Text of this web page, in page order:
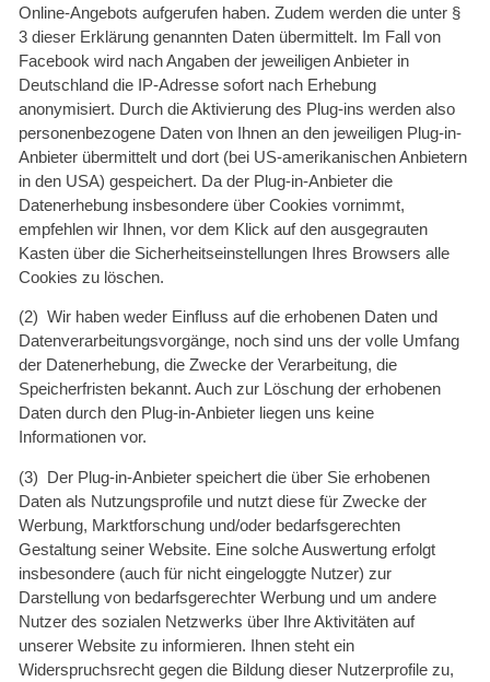
Online-Angebots aufgerufen haben. Zudem werden die unter §
3 dieser Erklärung genannten Daten übermittelt. Im Fall von
Facebook wird nach Angaben der jeweiligen Anbieter in
Deutschland die IP-Adresse sofort nach Erhebung
anonymisiert. Durch die Aktivierung des Plug-ins werden also
personenbezogene Daten von Ihnen an den jeweiligen Plug-in-
Anbieter übermittelt und dort (bei US-amerikanischen Anbietern
in den USA) gespeichert. Da der Plug-in-Anbieter die
Datenerhebung insbesondere über Cookies vornimmt,
empfehlen wir Ihnen, vor dem Klick auf den ausgegrauten
Kasten über die Sicherheitseinstellungen Ihres Browsers alle
Cookies zu löschen.
(2) Wir haben weder Einfluss auf die erhobenen Daten und
Datenverarbeitungsvorgänge, noch sind uns der volle Umfang
der Datenerhebung, die Zwecke der Verarbeitung, die
Speicherfristen bekannt. Auch zur Löschung der erhobenen
Daten durch den Plug-in-Anbieter liegen uns keine
Informationen vor.
(3) Der Plug-in-Anbieter speichert die über Sie erhobenen
Daten als Nutzungsprofile und nutzt diese für Zwecke der
Werbung, Marktforschung und/oder bedarfsgerechten
Gestaltung seiner Website. Eine solche Auswertung erfolgt
insbesondere (auch für nicht eingeloggte Nutzer) zur
Darstellung von bedarfsgerechter Werbung und um andere
Nutzer des sozialen Netzwerks über Ihre Aktivitäten auf
unserer Website zu informieren. Ihnen steht ein
Widerspruchsrecht gegen die Bildung dieser Nutzerprofile zu,